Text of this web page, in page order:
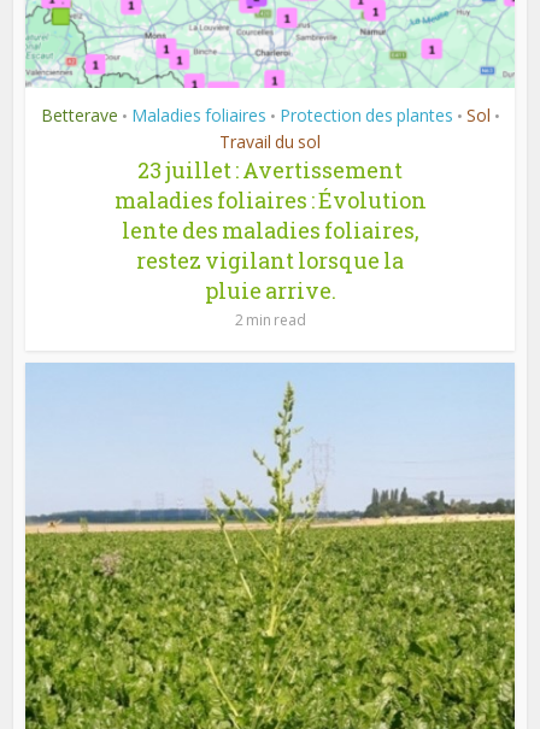
Betterave • Maladies foliaires • Protection des plantes • Sol •
Travail du sol
23 juillet : Avertissement
maladies foliaires : Évolution
lente des maladies foliaires,
restez vigilant lorsque la
pluie arrive.
2 min read